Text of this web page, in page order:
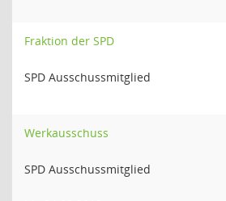
Fraktion der SPD
SPD Ausschussmitglied
Werkausschuss
SPD Ausschussmitglied